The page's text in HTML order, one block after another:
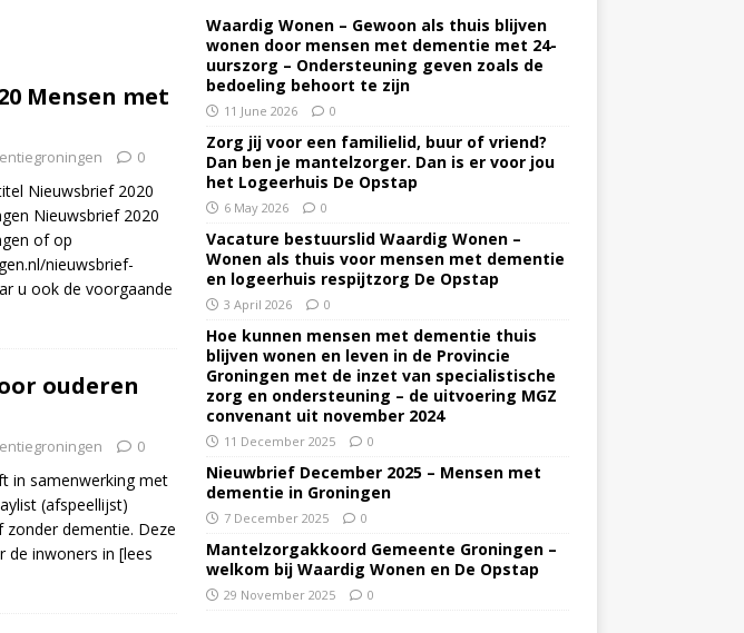
je mantelzorger. Dan
Groningen
ALGEMEEN
in Groningen
Mensen met
0
Nieuwsbrief 2020
Nieuwsbrief 2020
of op
nieuwsbrief-
u ook de voorgaande
ouderen
0
in samenwerking met
(afspeellijst)
dementie. Deze
de inwoners in [lees
Waardig Wonen – Gewoon als thuis blijven
wonen door mensen met dementie met 24-
uurszorg – Ondersteuning geven zoals de
bedoeling behoort te zijn
11 June 2026 0
Zorg jij voor een familielid, buur of vriend?
Dan ben je mantelzorger. Dan is er voor jou
het Logeerhuis De Opstap
6 May 2026 0
Vacature bestuurslid Waardig Wonen –
Wonen als thuis voor mensen met dementie
en logeerhuis respijtzorg De Opstap
3 April 2026 0
Hoe kunnen mensen met dementie thuis
blijven wonen en leven in de Provincie
Groningen met de inzet van specialistische
zorg en ondersteuning – de uitvoering MGZ
convenant uit november 2024
11 December 2025 0
Nieuwbrief December 2025 – Mensen met
dementie in Groningen
7 December 2025 0
Mantelzorgakkoord Gemeente Groningen –
welkom bij Waardig Wonen en De Opstap
29 November 2025 0